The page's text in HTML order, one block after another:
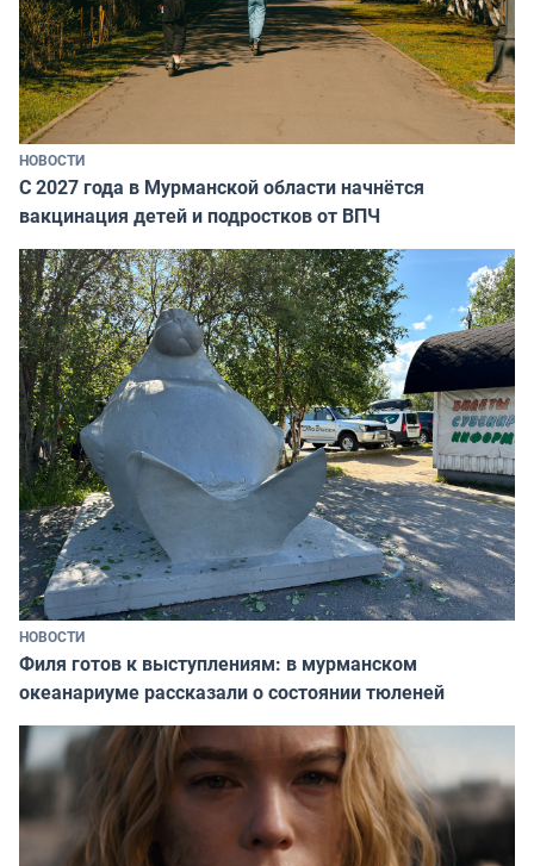
НОВОСТИ
С 2027 года в Мурманской области начнётся
вакцинация детей и подростков от ВПЧ
НОВОСТИ
Филя готов к выступлениям: в мурманском
океанариуме рассказали о состоянии тюленей